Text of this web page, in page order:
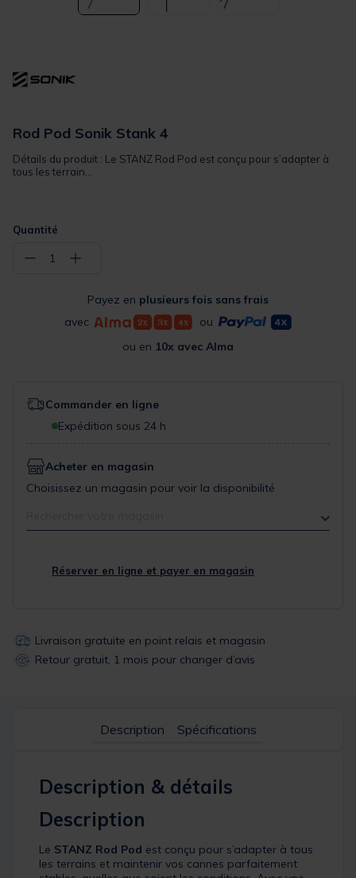
Rod Pod Sonik Stank 4
Détails du produit : Le STANZ Rod Pod est conçu pour s’adapter à
tous les terrain...
Quantité
− 1 +
Payez en plusieurs fois sans frais
avec
ou
ou en 10x avec Alma
Commander en ligne
Expédition sous 24 h
Acheter en magasin
Choisissez un magasin pour voir la disponibilité
Réserver en ligne et payer en magasin
Livraison gratuite en point relais et magasin
Retour gratuit, 1 mois pour changer d’avis
Description Spécifications
Description & détails
Description
Le STANZ Rod Pod est conçu pour s’adapter à tous
les terrains et maintenir vos cannes parfaitement